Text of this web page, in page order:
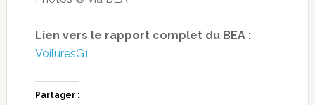
Lien vers le rapport complet du BEA :
VoiluresG1
Partager :